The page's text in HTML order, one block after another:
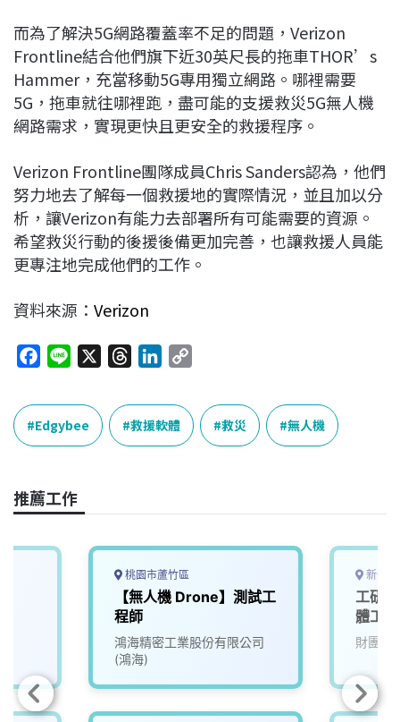
而為了解決5G網路覆蓋率不足的問題，Verizon
Frontline結合他們旗下近30英尺長的拖車THOR’s
Hammer，充當移動5G專用獨立網路。哪裡需要
5G，拖車就往哪裡跑，盡可能的支援救災5G無人機
網路需求，實現更快且更安全的救援程序。
Verizon Frontline團隊成員Chris Sanders認為，他們
努力地去了解每一個救援地的實際情況，並且加以分
析，讓Verizon有能力去部署所有可能需要的資源。
希望救災行動的後援後備更加完善，也讓救援人員能
更專注地完成他們的工作。
資料來源： Verizon
c
e
b
o
k
n
e
r
e
a
n
k
e
n
y
k
Edgybee 救援軟體 救災 無人機
推薦工作
桃園市蘆竹區
【無人機 Drone】測試工
程師
鴻海精密工業股份有限公司
(鴻海)
新竹
工研
體工
財團法